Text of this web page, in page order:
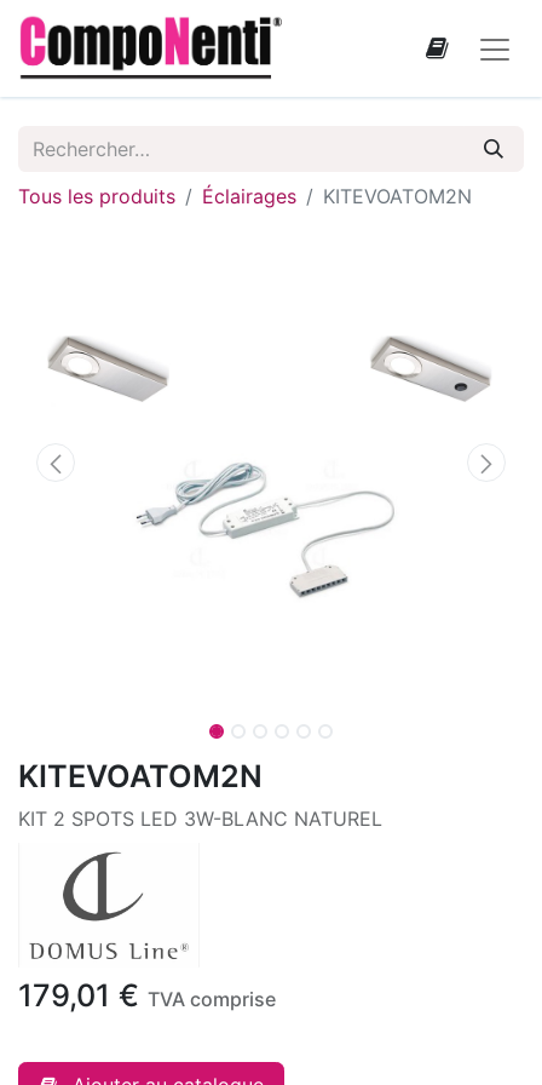
Tous les produits Éclairages KITEVOATOM2N
KITEVOATOM2N
KIT 2 SPOTS LED 3W-BLANC NATUREL
179,01 € TVA comprise